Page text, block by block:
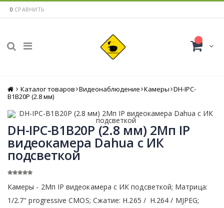
0 СРАВНИТЬ
Главная
Каталог товаров Видеонаблюдение Камеры DH-IPC-
B1B20P (2.8 мм)
DH-IPC-B1B20P (2.8 мм) 2Mп IP
видеокамера Dahua с ИК
подсветкой
Камеры - 2Мп IP видеокамера с ИК подсветкой; Матрица:
1/2.7" progressive CMOS; Сжатие: H.265 / H.264 / MJPEG;